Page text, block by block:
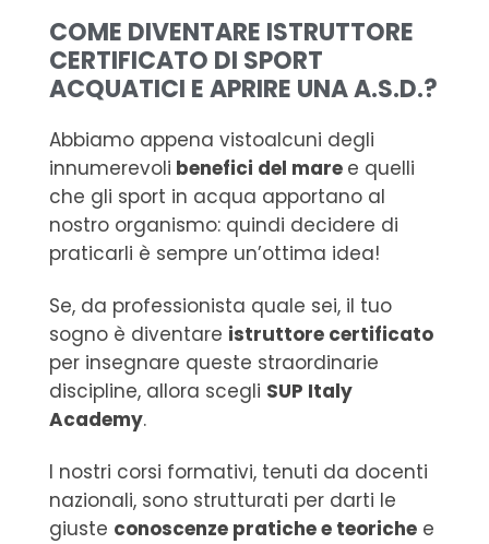
COME DIVENTARE ISTRUTTORE
CERTIFICATO DI SPORT
ACQUATICI E APRIRE UNA A.S.D.?
Abbiamo appena vistoalcuni degli
innumerevoli benefici del mare e quelli
che gli sport in acqua apportano al
nostro organismo: quindi decidere di
praticarli è sempre un’ottima idea!
Se, da professionista quale sei, il tuo
sogno è diventare istruttore certificato
per insegnare queste straordinarie
discipline, allora scegli SUP Italy
Academy.
I nostri corsi formativi, tenuti da docenti
nazionali, sono strutturati per darti le
giuste conoscenze pratiche e teorichee